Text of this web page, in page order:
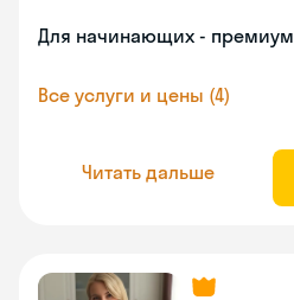
Для начинающих - премиум
Все услуги и цены (4)
Читать дальше